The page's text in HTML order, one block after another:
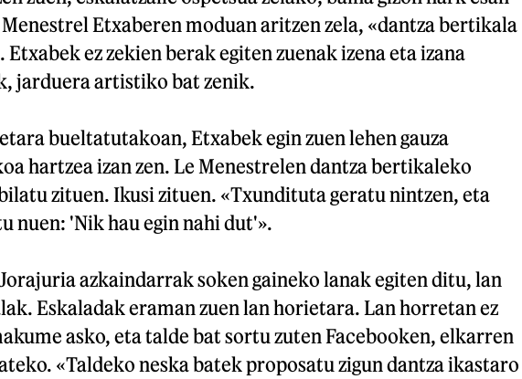
Etxaberen moduan aritzen zela, «dantza bertikala
Etxabek ez zekien berak egiten zuenak izena eta izana
jarduera artistiko bat zenik.
bueltatutakoan, Etxabek egin zuen lehen gauza
hartzea izan zen. Le Menestrelen dantza bertikaleko
zituen. Ikusi zituen. «Txundituta geratu nintzen, eta
nuen: 'Nik hau egin nahi dut'».
azkaindarrak soken gaineko lanak egiten ditu, lan
Eskaladak eraman zuen lan horietara. Lan horretan ez
asko, eta talde bat sortu zuten Facebooken, elkarren
«Taldeko neska batek proposatu zigun dantza ikastaro